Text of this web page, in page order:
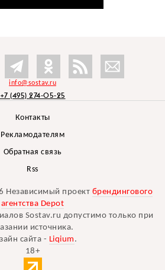
info@sostav.ru
+7 (495) 274-05-25
Контакты
Рекламодателям
Обратная связь
Rss
Независимый проект брендингового
агентства Depot
Sostav.ru допустимо только при
источника.
сайта - Liqium .
18+